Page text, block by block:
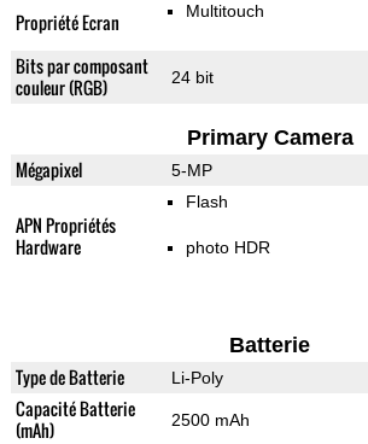
Propriété Ecran Multitouch
Bits par composant
couleur (RGB)
24 bit
Primary Camera
Mégapixel 5-MP
APN Propriétés
Hardware
Flash
photo HDR
Batterie
Type de Batterie Li-Poly
Capacité Batterie
(mAh)
2500 mAh